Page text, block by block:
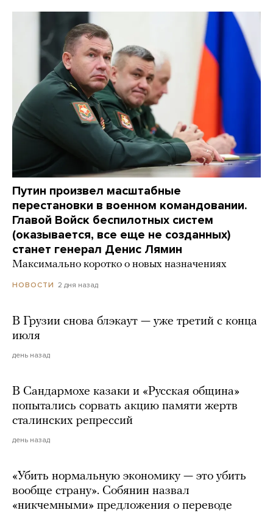
Путин произвел масштабные
перестановки в военном командовании.
Главой Войск беспилотных систем
(оказывается, все еще не созданных)
станет генерал Денис Лямин
Максимально коротко о новых назначениях
НОВОСТИ 2 дня назад
В Грузии снова блэкаут — уже третий с конца
июля
день назад
В Сандармохе казаки и «Русская община»
попытались сорвать акцию памяти жертв
сталинских репрессий
день назад
«Убить нормальную экономику — это убить
вообще страну». Собянин назвал
«никчемными» предложения о переводе